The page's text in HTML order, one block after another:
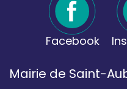
Facebook
Mairie de Saint-